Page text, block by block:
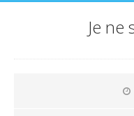
Je ne